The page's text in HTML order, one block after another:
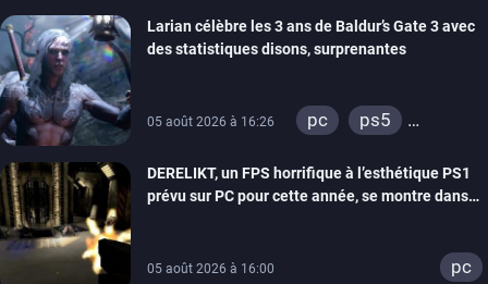
Larian célèbre les 3 ans de Baldur’s Gate 3 avec
des statistiques disons, surprenantes
05 août 2026 à 16:26 pc
ps5
DERELIKT, un FPS horrifique à l’esthétique PS1
prévu sur PC pour cette année, se montre dans
05 août 2026 à 16:00 pc